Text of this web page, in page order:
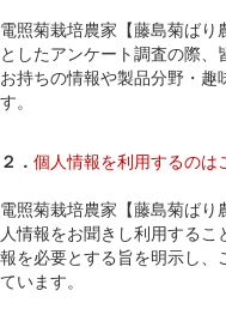
電照菊栽培農家【藤島菊ば
としたアンケート調査の際
お持ちの情報や製品分野・趣
す。
２． 個人情報を利用するのは
電照菊栽培農家【藤島菊ば
人情報をお聞きし利用する
報を必要とする旨を明示し、
ています。